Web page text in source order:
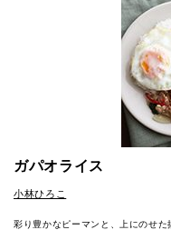
ガパオライス
小林ひろこ
彩り豊かなピーマンと、上にのせた